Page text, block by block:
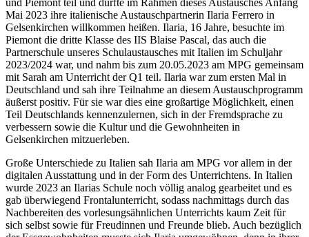
und Piemont teil und durfte im Rahmen dieses Austausches Anfang
Mai 2023 ihre italienische Austauschpartnerin Ilaria Ferrero in
Gelsenkirchen willkommen heißen. Ilaria, 16 Jahre, besuchte im
Piemont die dritte Klasse des IIS Blaise Pascal, das auch die
Partnerschule unseres Schulaustausches mit Italien im Schuljahr
2023/2024 war, und nahm bis zum 20.05.2023 am MPG gemeinsam
mit Sarah am Unterricht der Q1 teil. Ilaria war zum ersten Mal in
Deutschland und sah ihre Teilnahme an diesem Austauschprogramm
äußerst positiv. Für sie war dies eine großartige Möglichkeit, einen
Teil Deutschlands kennenzulernen, sich in der Fremdsprache zu
verbessern sowie die Kultur und die Gewohnheiten in
Gelsenkirchen mitzuerleben.
Große Unterschiede zu Italien sah Ilaria am MPG vor allem in der
digitalen Ausstattung und in der Form des Unterrichtens. In Italien
wurde 2023 an Ilarias Schule noch völlig analog gearbeitet und es
gab überwiegend Frontalunterricht, sodass nachmittags durch das
Nachbereiten des vorlesungsähnlichen Unterrichts kaum Zeit für
sich selbst sowie für Freudinnen und Freunde blieb. Auch bezüglich